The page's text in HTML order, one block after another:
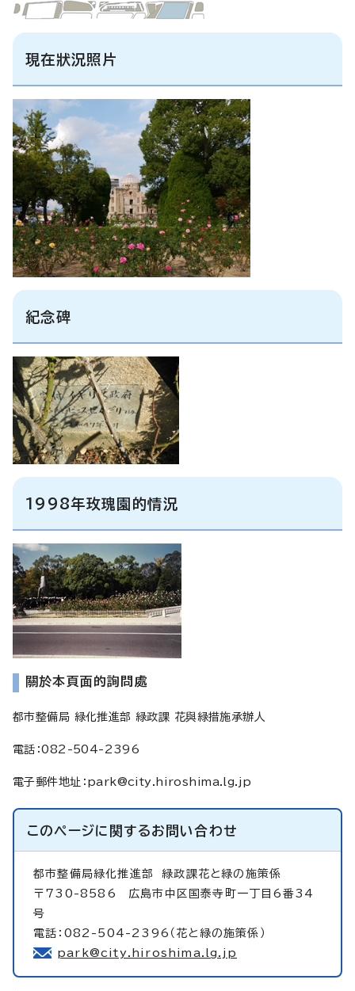
現在狀況照片
紀念碑
1998年玫瑰園的情況
關於本頁面的詢問處
都市整備局 緑化推進部 緑政課 花與緑措施承辦人
電話：082-504-2396
電子郵件地址： park@city.hiroshima.lg.jp
このページに関するお問い合わせ
都市整備局緑化推進部緑政課花と緑の施策係
〒730-8586 広島市中区国泰寺町一丁目6番34
号
電話：082-504-2396（花と緑の施策係）
park@city.hiroshima.lg.jp